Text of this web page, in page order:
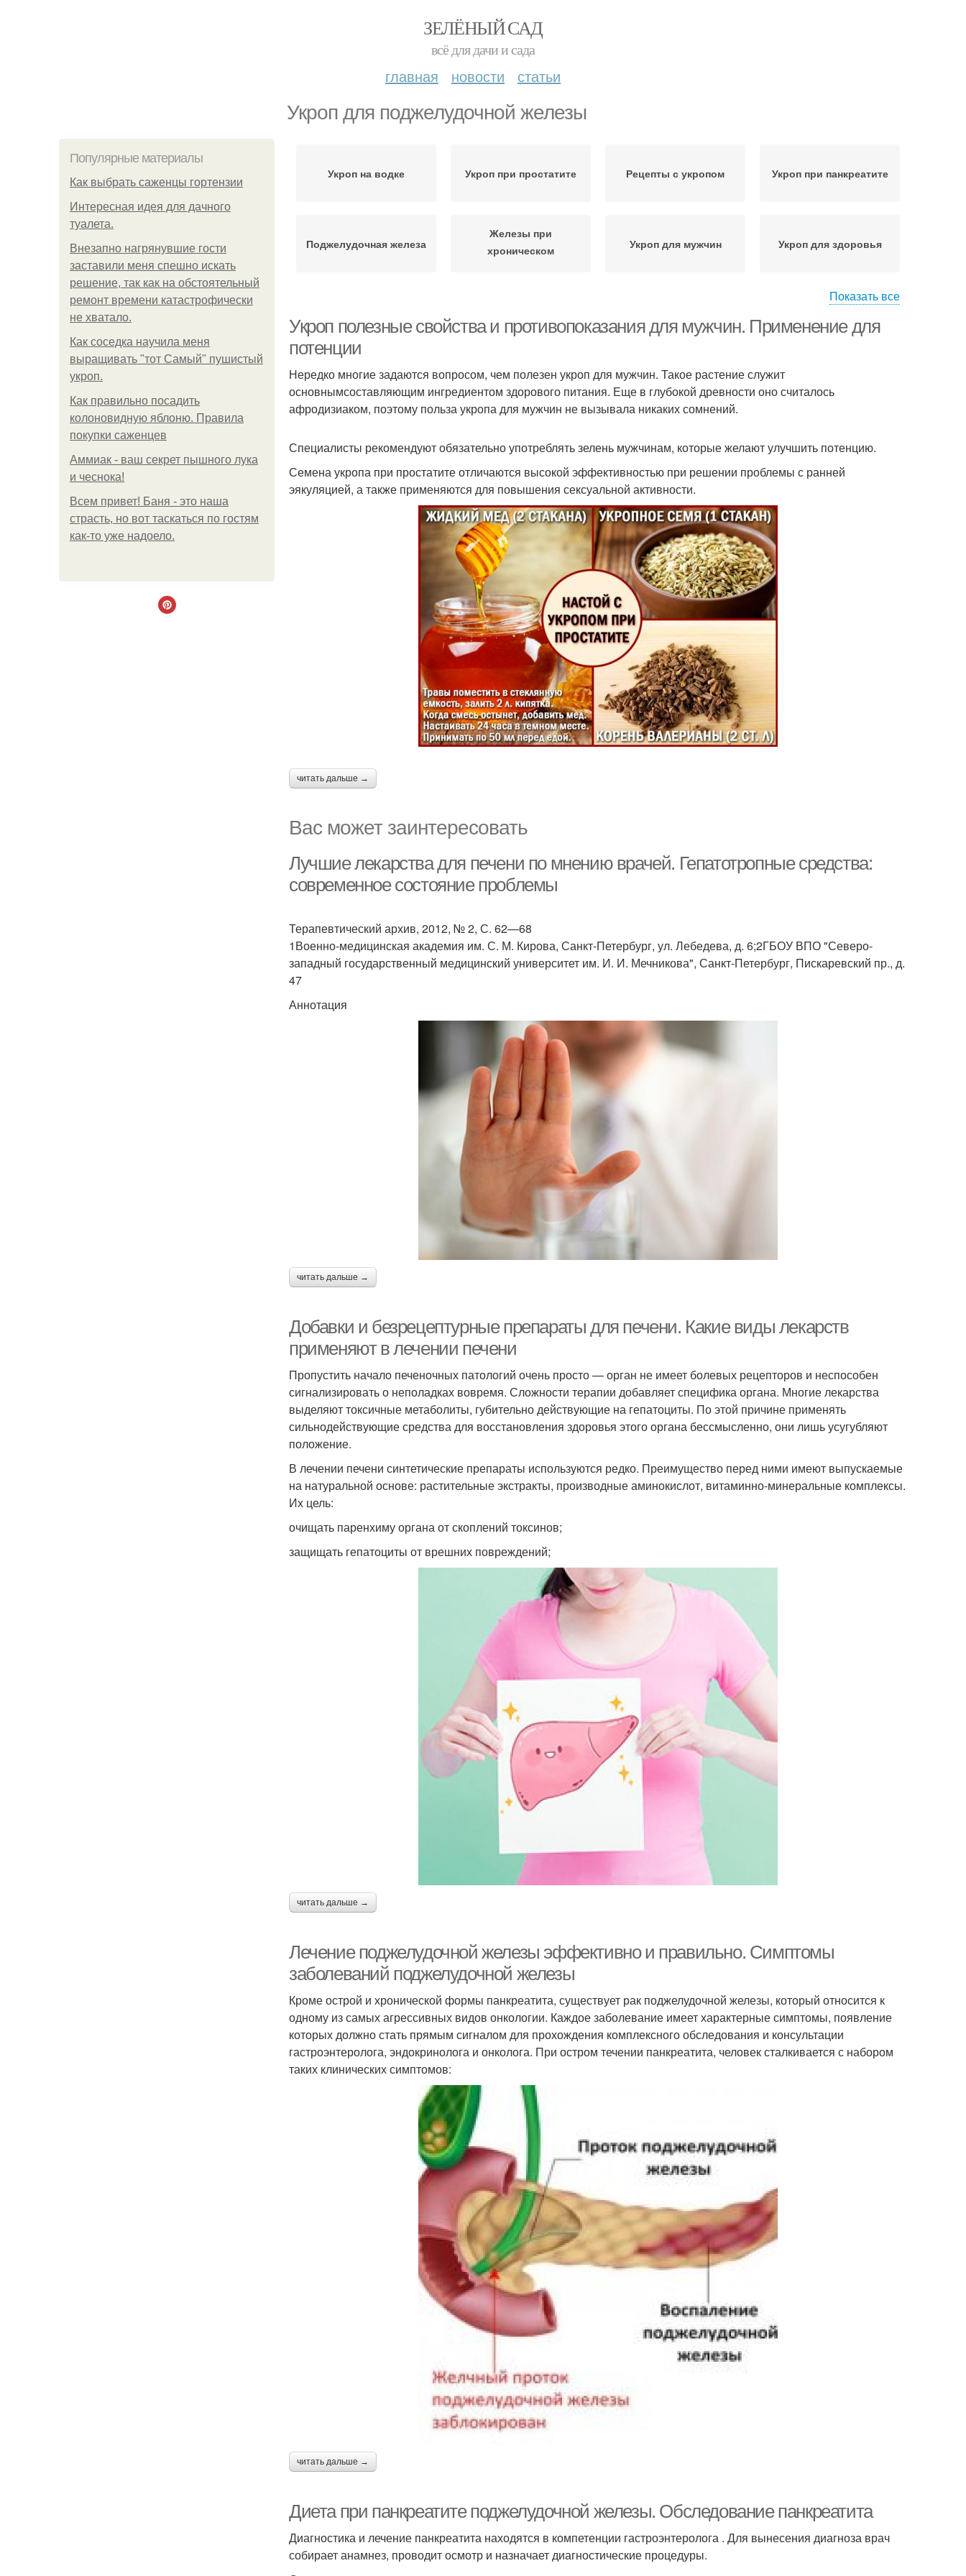
ЗЕЛЁНЫЙ САД
всё для дачи и сада
главная новости статьи
Укроп для поджелудочной железы
Популярные материалы
Как выбрать саженцы гортензии
Интересная идея для дачного
туалета.
Внезапно нагрянувшие гости
заставили меня спешно искать
решение, так как на обстоятельный
ремонт времени катастрофически
не хватало.
Как соседка научила меня
выращивать "тот Самый" пушистый
укроп.
Как правильно посадить
колоновидную яблоню. Правила
покупки саженцев
Аммиак - ваш секрет пышного лука
и чеснока!
Всем привет! Баня - это наша
страсть, но вот таскаться по гостям
как-то уже надоело.
Укроп на водке Укроп при простатите Рецепты с укропом Укроп при панкреатите
Поджелудочная железа
Железы при
хроническом
Укроп для мужчин Укроп для здоровья
Показать все
Укроп полезные свойства и противопоказания для мужчин. Применение для
потенции
Нередко многие задаются вопросом, чем полезен укроп для мужчин. Такое растение служит
основнымсоставляющим ингредиентом здорового питания. Еще в глубокой древности оно считалось
афродизиаком, поэтому польза укропа для мужчин не вызывала никаких сомнений.
Специалисты рекомендуют обязательно употреблять зелень мужчинам, которые желают улучшить потенцию.
Семена укропа при простатите отличаются высокой эффективностью при решении проблемы с ранней
эякуляцией, а также применяются для повышения сексуальной активности.
читать дальше →
Вас может заинтересовать
Лучшие лекарства для печени по мнению врачей. Гепатотропные средства:
современное состояние проблемы
Терапевтический архив, 2012, № 2, С. 62—68
1Военно-медицинская академия им. С. М. Кирова, Санкт-Петербург, ул. Лебедева, д. 6;2ГБОУ ВПО "Северо-
западный государственный медицинский университет им. И. И. Мечникова", Санкт-Петербург, Пискаревский пр., д.
47
Аннотация
читать дальше →
Добавки и безрецептурные препараты для печени. Какие виды лекарств
применяют в лечении печени
Пропустить начало печеночных патологий очень просто — орган не имеет болевых рецепторов и неспособен
сигнализировать о неполадках вовремя. Сложности терапии добавляет специфика органа. Многие лекарства
выделяют токсичные метаболиты, губительно действующие на гепатоциты. По этой причине применять
сильнодействующие средства для восстановления здоровья этого органа бессмысленно, они лишь усугубляют
положение.
В лечении печени синтетические препараты используются редко. Преимущество перед ними имеют выпускаемые
на натуральной основе: растительные экстракты, производные аминокислот, витаминно-минеральные комплексы.
Их цель:
очищать паренхиму органа от скоплений токсинов;
защищать гепатоциты от врешних повреждений;
читать дальше →
Лечение поджелудочной железы эффективно и правильно. Симптомы
заболеваний поджелудочной железы
Кроме острой и хронической формы панкреатита, существует рак поджелудочной железы, который относится к
одному из самых агрессивных видов онкологии. Каждое заболевание имеет характерные симптомы, появление
которых должно стать прямым сигналом для прохождения комплексного обследования и консультации
гастроэнтеролога, эндокринолога и онколога. При остром течении панкреатита, человек сталкивается с набором
таких клинических симптомов:
читать дальше →
Диета при панкреатите поджелудочной железы. Обследование панкреатита
Диагностика и лечение панкреатита находятся в компетенции гастроэнтеролога . Для вынесения диагноза врач
собирает анамнез, проводит осмотр и назначает диагностические процедуры.